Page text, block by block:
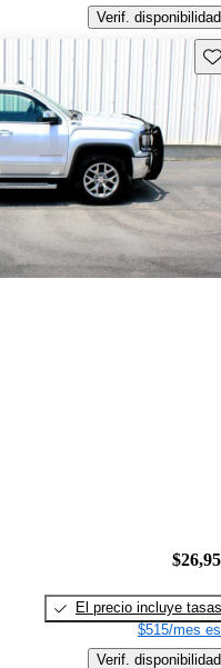
Verif. disponibilidad
El precio incluye tasas
$515/mes
Verif. disponibilidad